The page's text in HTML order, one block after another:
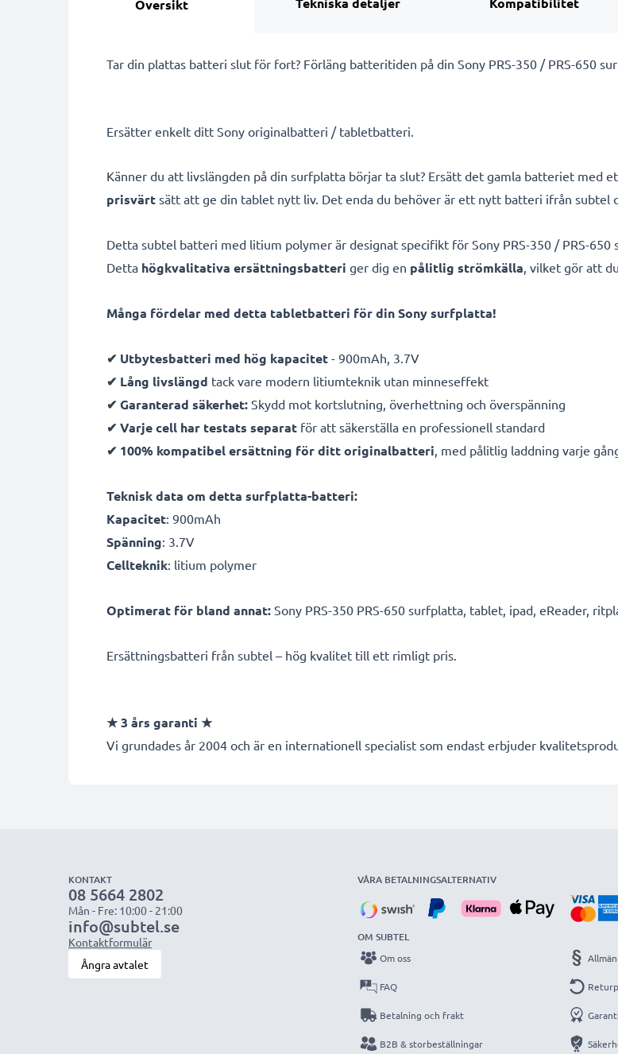
Översikt
Tar din plattas batteri slut för fort? Förläng batteritiden på din Sony PRS-350 / PRS-650
Ersätter enkelt ditt Sony originalbatteri / tabletbatteri.
Känner du att livslängden på din surfplatta börjar ta slut? Ersätt det gamla batteriet
prisvärt sätt att ge din tablet nytt liv. Det enda du behöver är ett nytt batteri ifrån subtel
Detta subtel batteri med litium polymer är designat specifikt för Sony PRS-350 / PRS-
Detta högkvalitativa ersättningsbatteri ger dig en pålitlig strömkälla, vilket gör att
Många fördelar med detta tabletbatteri för din Sony surfplatta!
✔ Utbytesbatteri med hög kapacitet - 900mAh, 3.7V
✔ Lång livslängd tack vare modern litiumteknik utan minneseffekt
✔ Garanterad säkerhet: Skydd mot kortslutning, överhettning och överspänning
✔ Varje cell har testats separat för att säkerställa en professionell standard
✔ 100% kompatibel ersättning för ditt originalbatteri, med pålitlig laddning varje
Teknisk data om detta surfplatta-batteri:
Kapacitet: 900mAh
Spänning: 3.7V
Cellteknik: litium polymer
Optimerat för bland annat: Sony PRS-350 PRS-650 surfplatta, tablet, ipad, eReader,
Ersättningsbatteri från subtel – hög kvalitet till ett rimligt pris.
★3 års garanti ★
Vi grundades år 2004 och är en internationell specialist som endast erbjuder
KONTAKT
08 5664 2802
Mån - Fre: 10:00 - 21:00
info@subtel.se
Kontaktformulär
Ångra avtalet
VÅRA BETALNINGSALTERNATIV
OM SUBTEL
Om oss
FAQ
Betalning och frakt
B2B & storbeställningar
Garanti